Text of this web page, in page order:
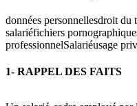
données personnellesdroit du
salariéfichiers
professionnelSalariéusage
1- RAPPEL DES FAITS